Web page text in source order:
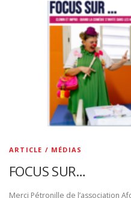
ARTICLE / MÉDIAS
FOCUS SUR…
Merci Pétronille de l’association